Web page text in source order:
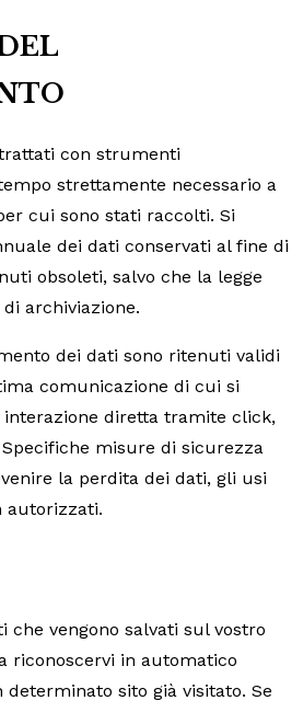
con strumenti
strettamente necessario a
cui sono stati raccolti. Si
dei dati conservati al fine di
obsoleti, salvo che la legge
archiviazione.
dei dati sono ritenuti validi
comunicazione di cui si
interazione diretta tramite click,
misure di sicurezza
la perdita dei dati, gli usi
autorizzati.
che vengono salvati sul vostro
riconoscervi in automatico
sito già visitato. Se